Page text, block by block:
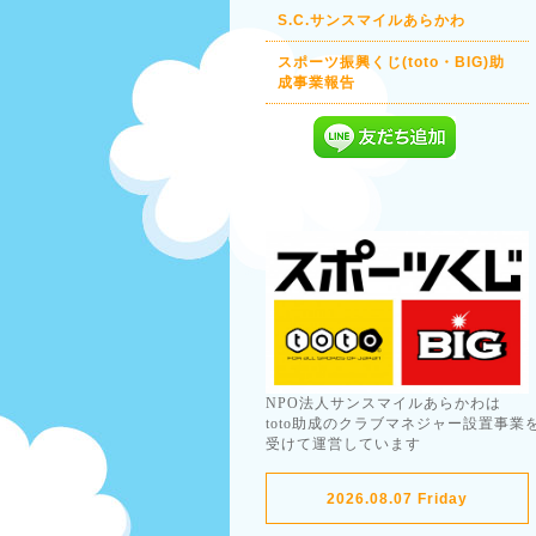
S.C.サンスマイルあらかわ
スポーツ振興くじ(toto・BIG)助
成事業報告
NPO法人サンスマイルあらかわは
toto助成のクラブマネジャー設置事業
受けて運営しています
2026.08.07 Friday